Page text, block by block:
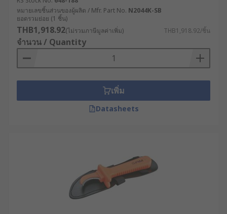
หมายเลขชิ้นส่วนของผู้ผลิต / Mfr. Part No. N2044K-SB
ยอดรวมย่อย (1 ชิ้น)
THB1,918.92(ไม่รวมภาษีมูลค่าเพิ่ม) THB1,918.92/ชิ้น
จำนวน / Quantity
เพิ่ม
Datasheets